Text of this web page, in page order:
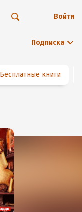
Подписка
Войти
Бесплатные книги